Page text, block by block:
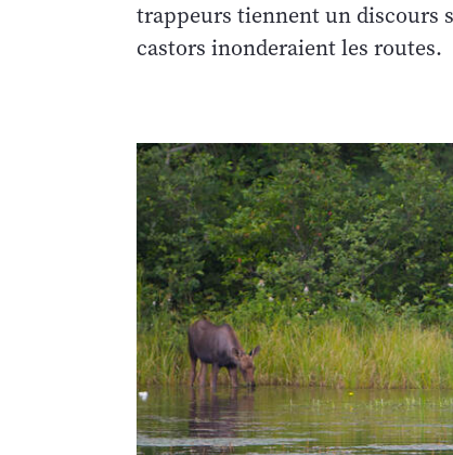
trappeurs tiennent un discours
castors inonderaient les routes.